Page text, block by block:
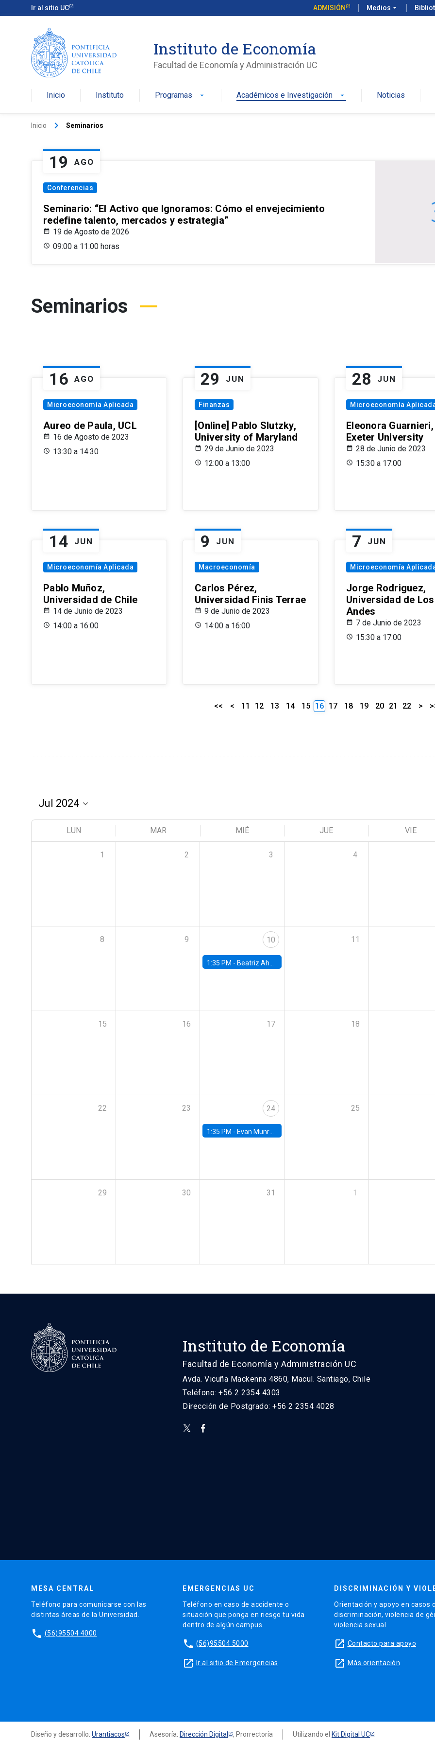
Ir al sitio UC ADMISIÓN Medios arrow_drop_down
Instituto de Economía
Facultad de Economía y Administración UC
Inicio Instituto Programas arrow_drop_down Académicos e Investigación arrow_drop_down Noticias
Inicio keyboard_arrow_right Seminarios
19 AGO
Conferencias
Seminario: “El Activo que Ignoramos: Cómo el envejecimiento
redefine talento, mercados y estrategia”
19 de Agosto de 2026
09:00 a 11:00 horas
Seminarios
16 AGO
Microeconomía Aplicada
Aureo de Paula, UCL
16 de Agosto de 2023
13:30 a 14:30
29 JUN
Finanzas
[Online] Pablo Slutzky,
University of Maryland
29 de Junio de 2023
12:00 a 13:00
28 JUN
Microeconomía
Eleonora Guarnieri,
Exeter University
28 de Junio de 2023
15:30 a 17:00
14 JUN
Microeconomía Aplicada
Pablo Muñoz,
Universidad de Chile
14 de Junio de 2023
14:00 a 16:00
9 JUN
Macroeconomía
Carlos Pérez,
Universidad Finis Terrae
9 de Junio de 2023
14:00 a 16:00
7 JUN
Microeconomía
Jorge Rodriguez,
Universidad de Los
Andes
7 de Junio de 2023
15:30 a 17:00
<< < 11 12 13 14 15 16 17 18 19 20 21 22 >
LUN MAR MIÉ JUE VIE
1 2 3 4
8 9 10
1:35 PM - Beatriz Ahumada, PhD candidate, Universidad de Pittsburgh
11
15 16 17 18
22 23 24
1:35 PM - Evan Munro, Neyman Visiting Assistant Professor in the Department of Statistics at UC Berkeley
25
29 30 31 1
Instituto de Economía
Facultad de Economía y Administración UC
Avda. Vicuña Mackenna 4860, Macul. Santiago, Chile
Teléfono: +56 2 2354 4303
Dirección de Postgrado: +56 2 2354 4028
MESA CENTRAL
Teléfono para comunicarse con las
distintas áreas de la Universidad.
phone (56)95504 4000
EMERGENCIAS UC
Teléfono en caso de accidente o
situación que ponga en riesgo tu vida
dentro de algún campus.
phone (56)95504 5000
launch Ir al sitio de Emergencias
DISCRIMINACIÓN Y
Orientación y apoyo en casos
discriminación, violencia de
violencia sexual.
launch Contacto para apoyo
launch Más orientación
Diseño y desarrollo: Urantiacos Asesoría: Dirección Digital , Prorrectoría Utilizando el Kit Digital UC